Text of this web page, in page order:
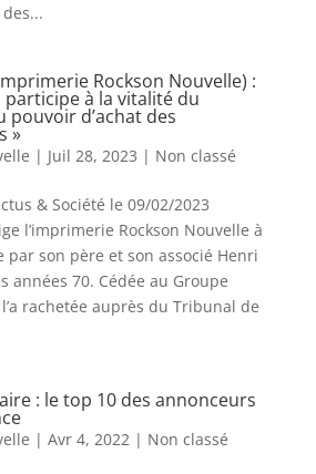
Rockson Nouvelle) :
participe à la vitalité du
pouvoir d’achat des
»
| Juil 28, 2023 | Non classé
& Société le 09/02/2023
l’imprimerie Rockson Nouvelle à
par son père et son associé Henri
années 70. Cédée au Groupe
rachetée auprès du Tribunal de
: le top 10 des annonceurs
| Avr 4, 2022| Non classé